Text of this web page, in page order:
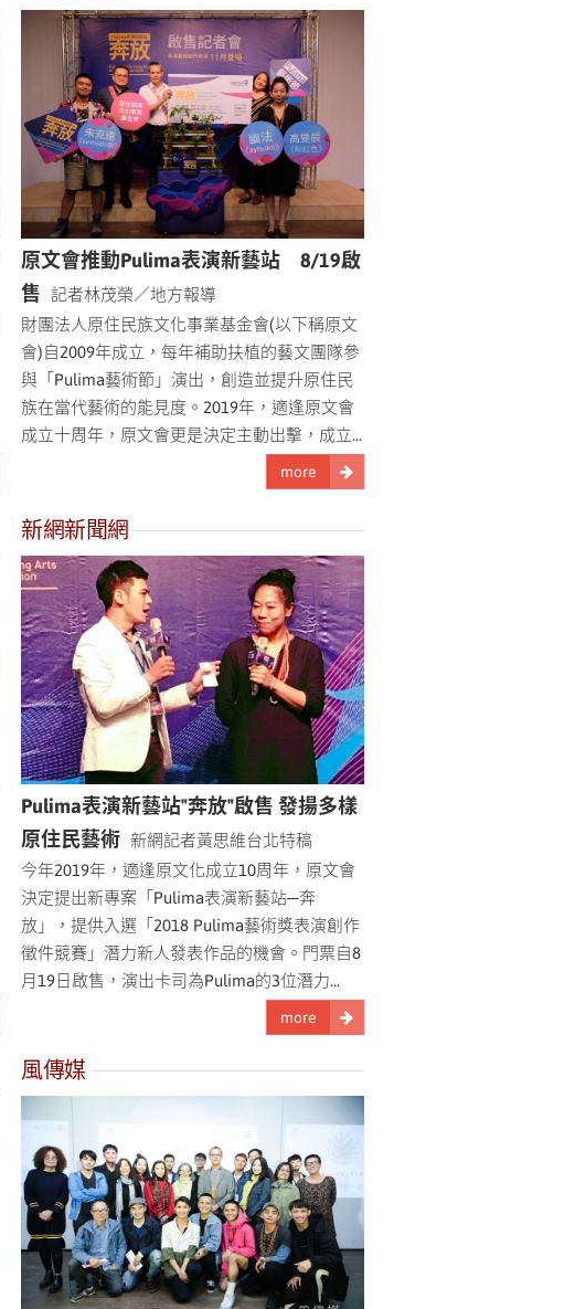
原文會推動Pulima表演新藝站 8/19啟
售記者林茂榮／地方報導
財團法人原住民族文化事業基金會(以下稱原文
會)自2009年成立，每年補助扶植的藝文團隊參
與「Pulima藝術節」演出，創造並提升原住民
族在當代藝術的能見度。2019年，適逢原文會
成立十周年，原文會更是決定主動出擊，成立...
more
新網新聞網
Pulima表演新藝站"奔放"啟售 發揚多樣
原住民藝術新網記者黃思維台北特稿
今年2019年，適逢原文化成立10周年，原文會
決定提出新專案「Pulima表演新藝站─奔
放」，提供入選「2018 Pulima藝術獎表演創作
徵件競賽」潛力新人發表作品的機會。門票自8
月19日啟售，演出卡司為Pulima的3位潛力...
more
風傳媒